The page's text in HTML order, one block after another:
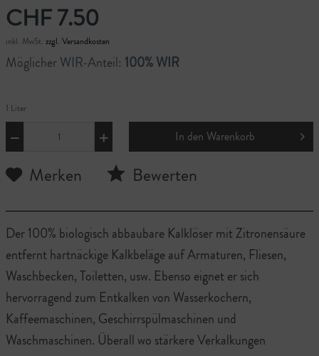
CHF 7.50
inkl. MwSt. zzgl. Versandkosten
Möglicher WIR-Anteil: 100% WIR
1 Liter
In den Warenkorb
Merken Bewerten
Der 100% biologisch abbaubare Kalklöser mit Zitronensäure
entfernt hartnäckige Kalkbeläge auf Armaturen, Fliesen,
Waschbecken, Toiletten, usw. Ebenso eignet er sich
hervorragend zum Entkalken von Wasserkochern,
Kaffeemaschinen, Geschirrspülmaschinen und
Waschmaschinen. Überall wo stärkere Verkalkungen